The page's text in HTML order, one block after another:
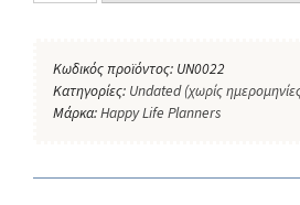
Κωδικός προϊόντος: UN0022
Κατηγορίες: Undated (χωρίς
Μάρκα:Happy Life Planners